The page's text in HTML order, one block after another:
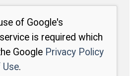
of Google's
is required which
Google Privacy Policy
.